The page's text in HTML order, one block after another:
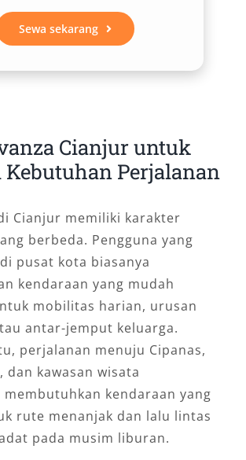
Sewa sekarang
Cianjur untuk
Kebutuhan Perjalanan
Cianjur memiliki karakter
berbeda. Pengguna yang
pusat kota biasanya
kendaraan yang mudah
mobilitas harian, urusan
antar-jemput keluarga.
perjalanan menuju Cipanas,
dan kawasan wisata
membutuhkan kendaraan yang
rute menanjak dan lalu lintas
pada musim liburan.